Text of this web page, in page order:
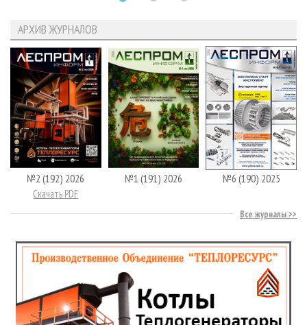
АРХИВ ЖУРНАЛОВ
№2 (192) 2026
Скачать PDF
№1 (191) 2026 №6 (190) 2025
Все журналы